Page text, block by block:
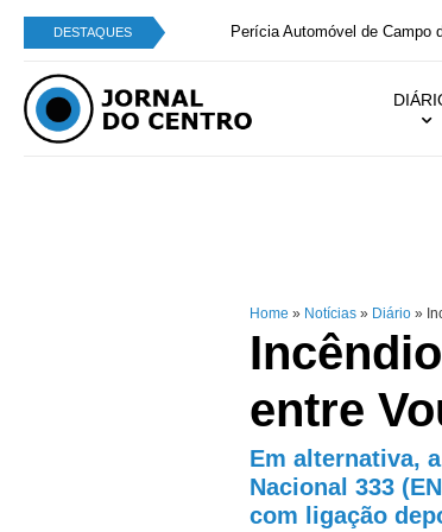
DESTAQUES Perícia Automóvel de Campo de
Home » Notícias » Diário »
entre
Em alternativa,
Nacional 333
com ligação